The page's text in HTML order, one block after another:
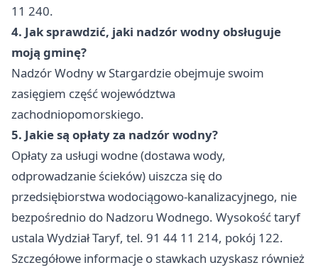
11 240.
4. Jak sprawdzić, jaki nadzór wodny obsługuje
moją gminę?
Nadzór Wodny w Stargardzie obejmuje swoim
zasięgiem część województwa
zachodniopomorskiego.
5. Jakie są opłaty za nadzór wodny?
Opłaty za usługi wodne (dostawa wody,
odprowadzanie ścieków) uiszcza się do
przedsiębiorstwa wodociągowo-kanalizacyjnego, nie
bezpośrednio do Nadzoru Wodnego. Wysokość taryf
ustala Wydział Taryf, tel. 91 44 11 214, pokój 122.
Szczegółowe informacje o stawkach uzyskasz również